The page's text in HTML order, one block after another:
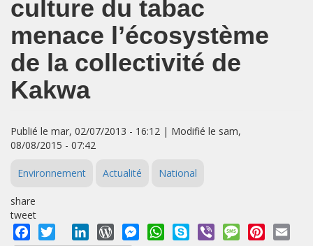
culture du tabac
menace l’écosystème
de la collectivité de
Kakwa
Publié le mar, 02/07/2013 - 16:12 | Modifié le sam,
08/08/2015 - 07:42
Environnement Actualité National
share
tweet
Facebook
Twitter LinkedInWordPressMessengerWhatsApp
Skype Viber MessagePinterest